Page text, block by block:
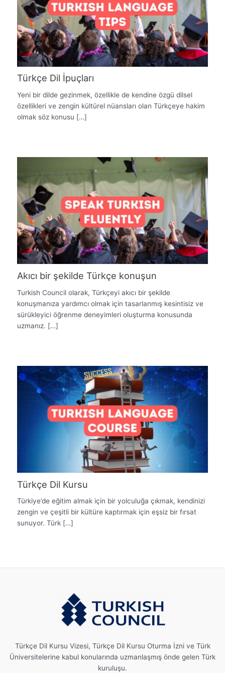
Türkçe Dil İpuçları
Yeni bir dilde gezinmek, özellikle de kendine özgü dilsel
özellikleri ve zengin kültürel nüansları olan Türkçeye hakim
olmak söz konusu […]
Akıcı bir şekilde Türkçe konuşun
Turkish Council olarak, Türkçeyi akıcı bir şekilde
konuşmanıza yardımcı olmak için tasarlanmış kesintisiz ve
sürükleyici öğrenme deneyimleri oluşturma konusunda
uzmanız. […]
Türkçe Dil Kursu
Türkiye’de eğitim almak için bir yolculuğa çıkmak, kendinizi
zengin ve çeşitli bir kültüre kaptırmak için eşsiz bir fırsat
sunuyor. Türk […]
Türkçe Dil Kursu Vizesi, Türkçe Dil Kursu Oturma İzni ve Türk
Üniversitelerine kabul konularında uzmanlaşmış önde gelen Türk
kuruluşu.